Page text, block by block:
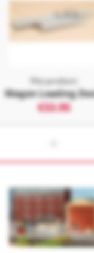
This product:
Wagon Loading
€33.95